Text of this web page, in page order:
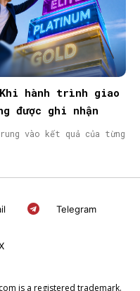
Khi hành trình giao
được ghi nhận
vào kết quả của từng
Telegram
is a registered trademark.